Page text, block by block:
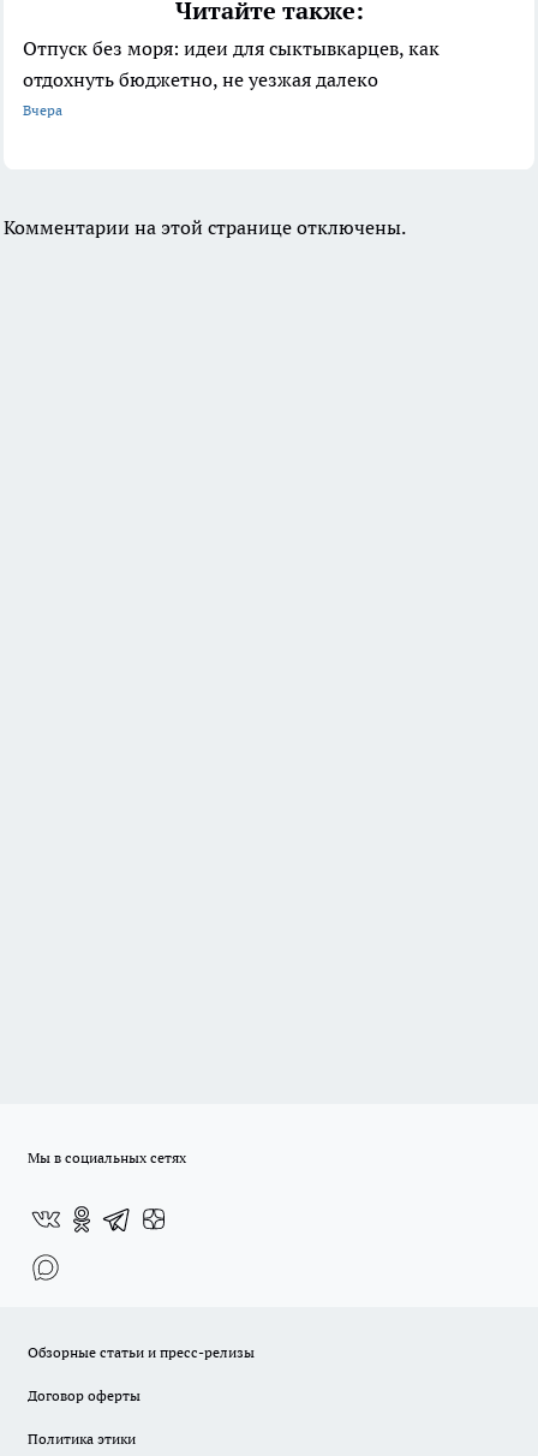
Читайте также:
Отпуск без моря: идеи для сыктывкарцев, как
отдохнуть бюджетно, не уезжая далеко
Вчера
Комментарии на этой странице отключены.
Мы в социальных сетях
Обзорные статьи и пресс-релизы
Договор оферты
Политика этики